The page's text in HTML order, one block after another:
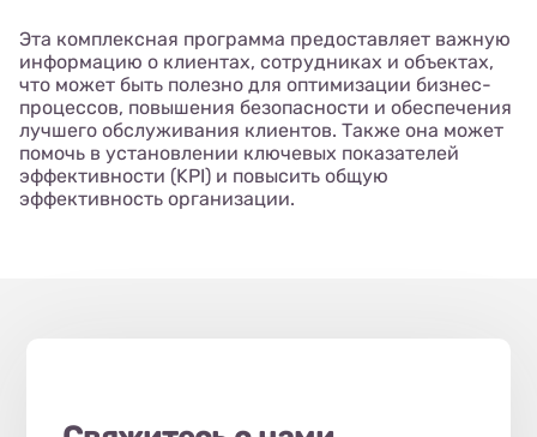
Эта комплексная программа предоставляет важную
информацию о клиентах, сотрудниках и объектах,
что может быть полезно для оптимизации бизнес-
процессов, повышения безопасности и обеспечения
лучшего обслуживания клиентов. Также она может
помочь в установлении ключевых показателей
эффективности (KPI) и повысить общую
эффективность организации.